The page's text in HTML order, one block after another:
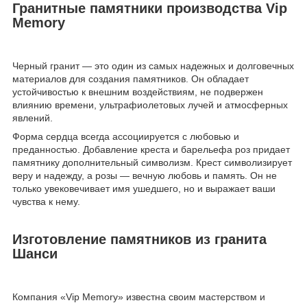
Гранитные памятники производства Vip
Memory
Черный гранит — это один из самых надежных и долговечных
материалов для создания памятников. Он обладает
устойчивостью к внешним воздействиям, не подвержен
влиянию времени, ультрафиолетовых лучей и атмосферных
явлений.
Форма сердца всегда ассоциируется с любовью и
преданностью. Добавление креста и барельефа роз придает
памятнику дополнительный символизм. Крест символизирует
веру и надежду, а розы — вечную любовь и память. Он не
только увековечивает имя ушедшего, но и выражает ваши
чувства к нему.
Изготовление памятников из гранита
Шанси
Компания «Vip Memory» известна своим мастерством и